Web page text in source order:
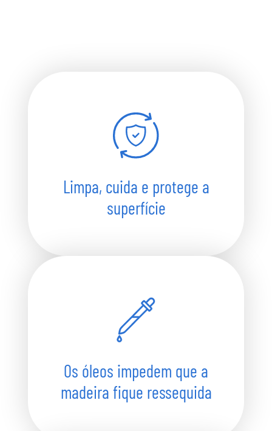
Limpa, cuida e protege a
superfície
Os óleos impedem que a
madeira fique ressequida